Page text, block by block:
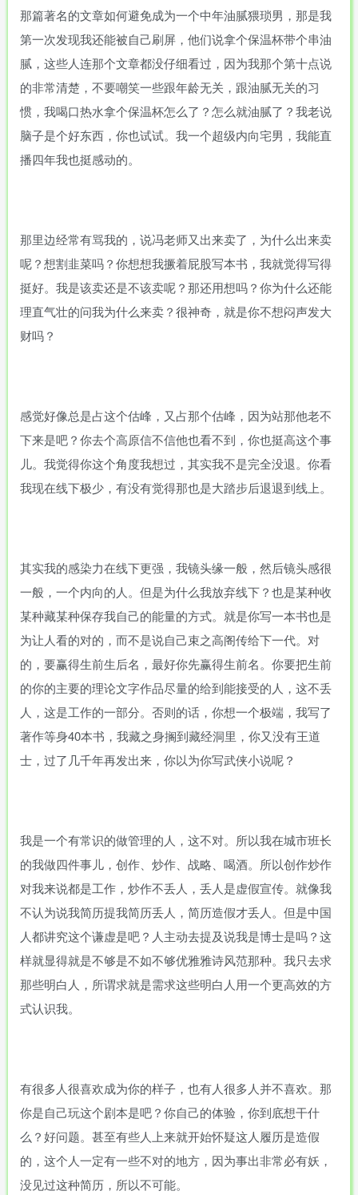
那篇著名的文章如何避免成为一个中年油腻猥琐男，那是我
第一次发现我还能被自己刷屏，他们说拿个保温杯带个串油
腻，这些人连那个文章都没仔细看过，因为我那个第十点说
的非常清楚，不要嘲笑一些跟年龄无关，跟油腻无关的习
惯，我喝口热水拿个保温杯怎么了？怎么就油腻了？我老说
脑子是个好东西，你也试试。我一个超级内向宅男，我能直
播四年我也挺感动的。
那里边经常有骂我的，说冯老师又出来卖了，为什么出来卖
呢？想割韭菜吗？你想想我撅着屁股写本书，我就觉得写得
挺好。我是该卖还是不该卖呢？那还用想吗？你为什么还能
理直气壮的问我为什么来卖？很神奇，就是你不想闷声发大
财吗？
感觉好像总是占这个估峰，又占那个估峰，因为站那他老不
下来是吧？你去个高原信不信他也看不到，你也挺高这个事
儿。我觉得你这个角度我想过，其实我不是完全没退。你看
我现在线下极少，有没有觉得那也是大踏步后退退到线上。
其实我的感染力在线下更强，我镜头缘一般，然后镜头感很
一般，一个内向的人。但是为什么我放弃线下？也是某种收
某种藏某种保存我自己的能量的方式。就是你写一本书也是
为让人看的对的，而不是说自己束之高阁传给下一代。对
的，要赢得生前生后名，最好你先赢得生前名。你要把生前
的你的主要的理论文字作品尽量的给到能接受的人，这不丢
人，这是工作的一部分。否则的话，你想一个极端，我写了
著作等身40本书，我藏之身搁到藏经洞里，你又没有王道
士，过了几千年再发出来，你以为你写武侠小说呢？
我是一个有常识的做管理的人，这不对。所以我在城市班长
的我做四件事儿，创作、炒作、战略、喝酒。所以创作炒作
对我来说都是工作，炒作不丢人，丢人是虚假宣传。就像我
不认为说我简历提我简历丢人，简历造假才丢人。但是中国
人都讲究这个谦虚是吧？人主动去提及说我是博士是吗？这
样就显得就是不够是不如不够优雅雅诗风范那种。我只去求
那些明白人，所谓求就是需求这些明白人用一个更高效的方
式认识我。
有很多人很喜欢成为你的样子，也有人很多人并不喜欢。那
你是自己玩这个剧本是吧？你自己的体验，你到底想干什
么？好问题。甚至有些人上来就开始怀疑这人履历是造假
的，这个人一定有一些不对的地方，因为事出非常必有妖，
没见过这种简历，所以不可能。